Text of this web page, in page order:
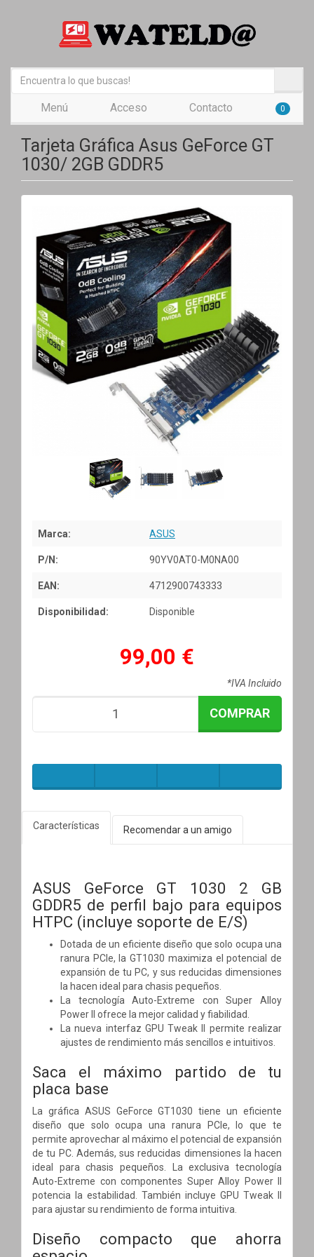
Menú Acceso Contacto 0
Tarjeta Gráfica Asus GeForce GT
1030/ 2GB GDDR5
Marca: ASUS
P/N: 90YV0AT0-M0NA00
EAN: 4712900743333
Disponibilidad: Disponible
99,00 €
*IVA Incluido
COMPRAR
Características Recomendar a un amigo
ASUS GeForce GT 1030 2 GB
GDDR5 de perfil bajo para equipos
HTPC (incluye soporte de E/S)
Dotada de un eficiente diseño que solo ocupa una
ranura PCIe, la GT1030 maximiza el potencial de
expansión de tu PC, y sus reducidas dimensiones
la hacen ideal para chasis pequeños.
La tecnología Auto-Extreme con Super Alloy
Power II ofrece la mejor calidad y fiabilidad.
La nueva interfaz GPU Tweak II permite realizar
ajustes de rendimiento más sencillos e intuitivos.
Saca el máximo partido de tu
placa base
La gráfica ASUS GeForce GT1030 tiene un eficiente
diseño que solo ocupa una ranura PCIe, lo que te
permite aprovechar al máximo el potencial de expansión
de tu PC. Además, sus reducidas dimensiones la hacen
ideal para chasis pequeños. La exclusiva tecnología
Auto-Extreme con componentes Super Alloy Power II
potencia la estabilidad. También incluye GPU Tweak II
para ajustar su rendimiento de forma intuitiva.
Diseño compacto que ahorra